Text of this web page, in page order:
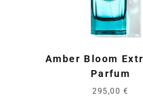
Amber Bloom
Parfum
295,00 €